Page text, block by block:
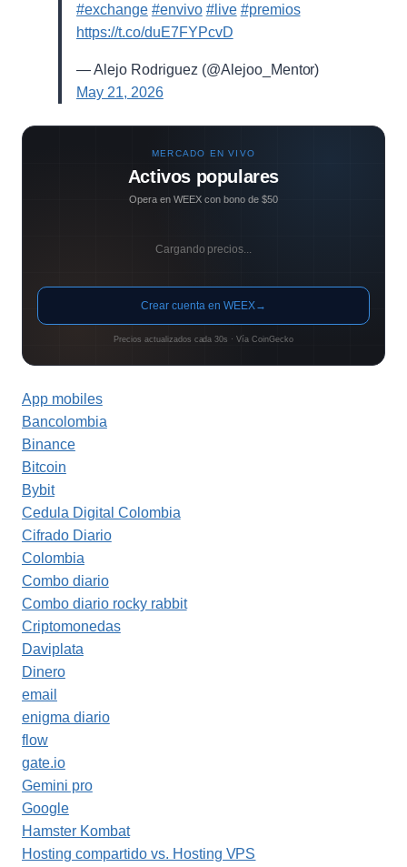
#exchange #envivo #live #premios
https://t.co/duE7FYPcvD
— Alejo Rodriguez (@Alejoo_Mentor)
May 21, 2026
MERCADO EN VIVO
Activos populares
Opera en WEEX con bono de $50
Cargando precios...
Crear cuenta en WEEX→
Precios actualizados cada 30s · Vía CoinGecko
App mobiles
Bancolombia
Binance
Bitcoin
Bybit
Cedula Digital Colombia
Cifrado Diario
Colombia
Combo diario
Combo diario rocky rabbit
Criptomonedas
Daviplata
Dinero
email
enigma diario
flow
gate.io
Gemini pro
Google
Hamster Kombat
Hosting compartido vs. Hosting VPS